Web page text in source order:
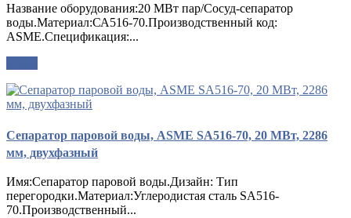
Название оборудования:20 МВт пар/Сосуд-сепаратор
воды.Материал:СА516-70.Производственный код:
ASME.Спецификация:...
Сепаратор паровой воды, ASME SA516-70, 20 МВт, 2286
мм, двухфазный
Имя:Сепаратор паровой воды.Дизайн: Тип
перегородки.Материал:Углеродистая сталь SA516-
70.Производственный...